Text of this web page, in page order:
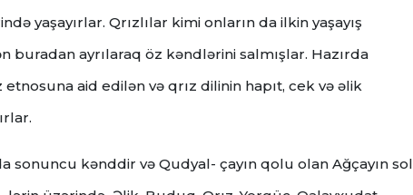
yaşayırlar. Qrızlılar kimi onların da ilkin yaşayış
buradan ayrılaraq öz kəndlərini salmışlar. Hazırda
aid edilən və qrız dilinin hapıt, cek və əlik
sonuncu kənddir və Qudyal- çayın qolu olan Ağçayın sol